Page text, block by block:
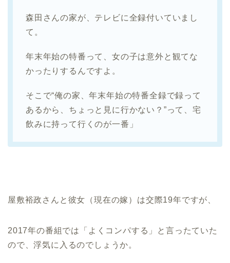
森田さんの家が、テレビに全録付いていまし
て。
年末年始の特番って、女の子は意外と観てな
かったりするんですよ。
そこで“俺の家、年末年始の特番全録で録って
あるから、ちょっと見に行かない？”って、宅
飲みに持って行くのが一番」
屋敷裕政さんと彼女（現在の嫁）は交際19年ですが、
2017年の番組では「よくコンパする」と言ったていた
ので、浮気に入るのでしょうか。